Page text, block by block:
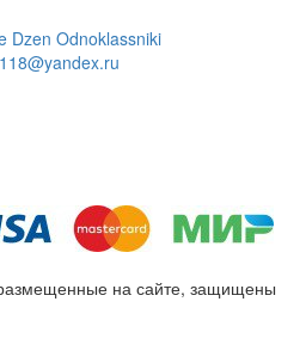
Dzen Odnoklassniki
на сайте, защищены